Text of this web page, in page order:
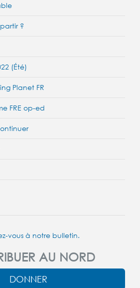
?
(Été)
Planet FR
FRE op-ed
vous à notre bulletin.
AU NORD
DONNER